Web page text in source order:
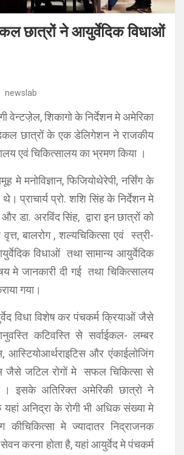
छात्रों ने आयुर्वेदिक विधाओं
newslab
वेन्टजे़ल, शिकागो के निर्देशन मे अमेरिका
छात्रों के एक डेलिगेशन ने राजकीय
एवं चिकित्सालय का भ्रमण किया ।
मे मनोविज्ञान, फिजियोथेरेपी, नर्सिंग के
प्राचार्य प्रो. शशि सिंह के निर्देशन मे
डा. अरविंद सिंह, द्वारा इन छात्रों को
बालरोग , शल्यचिकित्सा एवं स्त्री-
विधाओं तथा सामान्य आयुर्वेदिक
मे जानकारी दी गई तथा चिकित्सालय
गया।
विधा विशेष कर पंचकर्म क्रियाओं जैसे
कटिवस्ति से सर्वाईकल- लम्बर
आस्टियोआर्थराइटिस और एंकाईलोजिंग
जैसे जटिल रोगों मे सफल चिकित्सा से
। इसके अतिरिक्त अमेरिकी छात्रो ने
अनिद्रा के रोगी भी अधिक संख्या मे
कीचिकित्सा मे ज्यादातर निद्राजनक
करना होता है, यहां आयुर्वेद मे पंचकर्म